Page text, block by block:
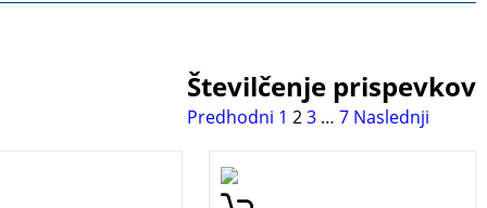
Številčenje prispevkov
Predhodni 1 23 … 7 Naslednji
avtobiografija
Jojo Moyes